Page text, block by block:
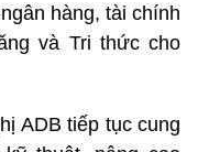
hàng, tài chính
và Tri thức cho
ADB tiếp tục cung